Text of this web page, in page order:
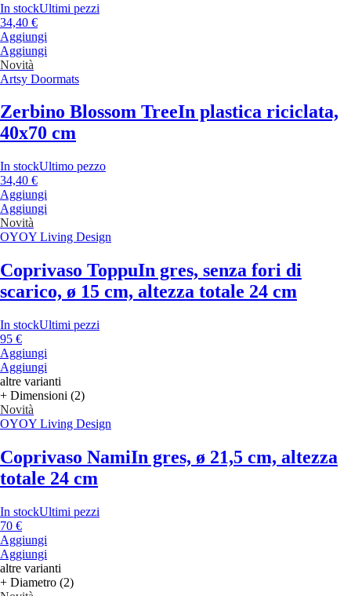
In stockUltimi pezzi
34,40 €
Aggiungi
Aggiungi
Novità
Artsy Doormats
Zerbino Blossom TreeIn plastica riciclata,
40x70 cm
In stockUltimo pezzo
34,40 €
Aggiungi
Aggiungi
Novità
OYOY Living Design
Coprivaso ToppuIn gres, senza fori di
scarico, ø 15 cm, altezza totale 24 cm
In stockUltimi pezzi
95 €
Aggiungi
Aggiungi
altre varianti
+ Dimensioni (2)
Novità
OYOY Living Design
Coprivaso NamiIn gres, ø 21,5 cm, altezza
totale 24 cm
In stockUltimi pezzi
70 €
Aggiungi
Aggiungi
altre varianti
+ Diametro (2)